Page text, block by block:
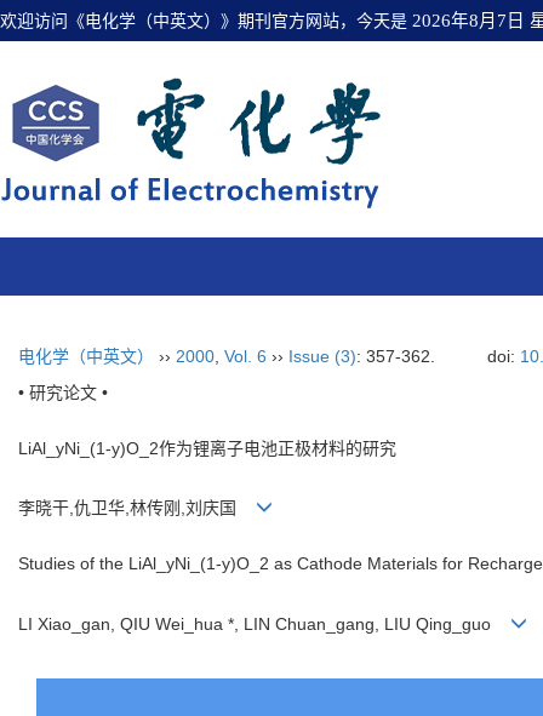
欢迎访问《电化学（中英文）》期刊官方网站，今天是 2026年8月7日
电化学（中英文） ›› 2000 Vol. 6 ›› Issue (3): 357-362. doi:
• 研究论文 •
LiAl_yNi_(1-y)O_2作为锂离子电池正极材料的研究
李晓干,仇卫华,林传刚,刘庆国
Studies of the LiAl_yNi_(1-y)O_2 as Cathode Materials for
LI Xiao_gan, QIU Wei_hua *, LIN Chuan_gang, LIU Qing_guo